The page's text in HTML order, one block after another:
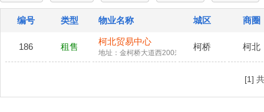
编号 类型 物业名称 城区 商圈
186 租售
柯北贸易中心
地址：金柯桥大道西200米
柯桥 柯北
[1] 共